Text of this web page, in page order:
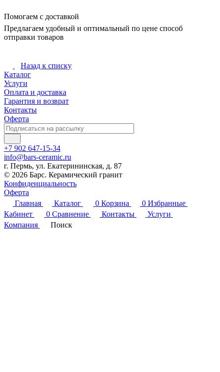
Помогаем с доставкой
Предлагаем удобный и оптимальный по цене способ
отправки товаров
Назад к списку
Каталог
Услуги
Оплата и доставка
Гарантия и возврат
Контакты
Оферта
+7 902 647-15-34
info@bars-ceramic.ru
г. Пермь, ул. Екатерининская, д. 87
© 2026 Барс. Керамический гранит
Конфиденциальность
Оферта
Главная
Каталог 0 Корзина 0 Избранные
Кабинет
0 Сравнение Контакты
Услуги
Компания
Поиск